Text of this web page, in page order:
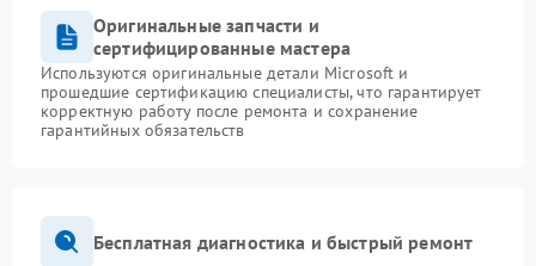
Оригинальные запчасти и
сертифицированные мастера
Используются оригинальные детали Microsoft и
прошедшие сертификацию специалисты, что гарантирует
корректную работу после ремонта и сохранение
гарантийных обязательств
Бесплатная диагностика и быстрый ремонт